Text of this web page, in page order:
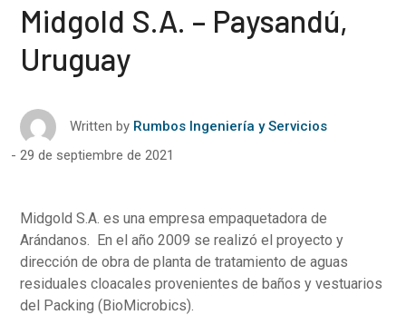
Midgold S.A. – Paysandú,
Uruguay
Written by Rumbos Ingeniería y Servicios
29 de septiembre de 2021
Midgold S.A. es una empresa empaquetadora de
Arándanos. En el año 2009 se realizó el proyecto y
dirección de obra de planta de tratamiento de aguas
residuales cloacales provenientes de baños y vestuarios
del Packing (BioMicrobics).